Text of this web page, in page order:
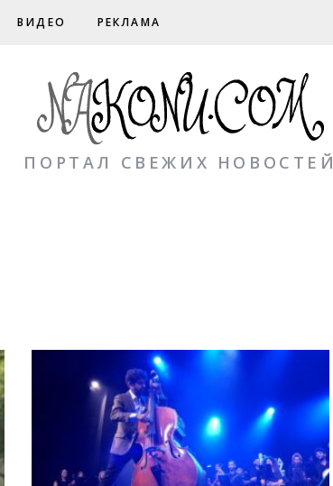
ВИДЕО РЕКЛАМА
ПОРТАЛ СВЕЖИХ НОВОСТЕЙ